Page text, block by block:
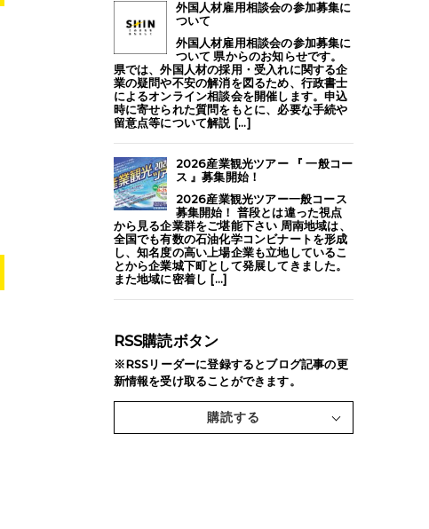
外国人材雇用相談会の参加募集に
ついて
外国人材雇用相談会の参加募集に
ついて 県からのお知らせです。
県では、外国人材の採用・受入れに関する企
業の疑問や不安の解消を図るため、行政書士
によるオンライン相談会を開催します。申込
時に寄せられた質問をもとに、必要な手続や
留意点等について解説 [...]
2026産業観光ツアー 『 一般コー
ス 』募集開始！
2026産業観光ツアー一般コース
募集開始！ 普段とは違った視点
から見る企業群をご堪能下さい 周南地域は、
全国でも有数の石油化学コンビナートを形成
し、知名度の高い上場企業も立地しているこ
とから企業城下町として発展してきました。
また地域に密着し [...]
RSS購読ボタン
※RSSリーダーに登録するとブログ記事の更
新情報を受け取ることができます。
購読する